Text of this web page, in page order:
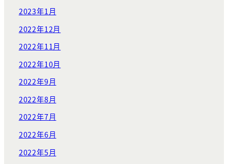
2023年1月
2022年12月
2022年11月
2022年10月
2022年9月
2022年8月
2022年7月
2022年6月
2022年5月